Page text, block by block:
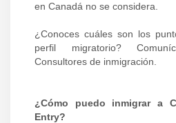
en Canadá no se considera.
¿Conoces cuáles son los
perfil migratorio?
Consultores de inmigración.
¿Cómo puedo inmigrar a
Entry?